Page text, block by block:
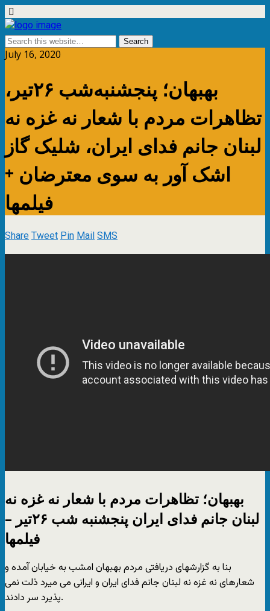
July 16, 2020
بهبهان؛ پنجشنبه‌شب ۲۶تیر،
تظاهرات مردم با شعار نه غزه نه
لبنان جانم فدای ایران، شلیک گاز
اشک آور به سوی معترضان +
فیلمها
ShareTweetPinMailSMS
بهبهان؛ تظاهرات مردم با شعار نه غزه نه
لبنان جانم فدای ایران پنجشنبه شب ۲۶تیر –
بنا به گزارشهای دریافتی مردم بهبهان امشب به خیابان آمده و
شعارهای نه غزه نه لبنان جانم فدای ایران و ایرانی می میرد ذلت نمی
پذیرد سر دادند.